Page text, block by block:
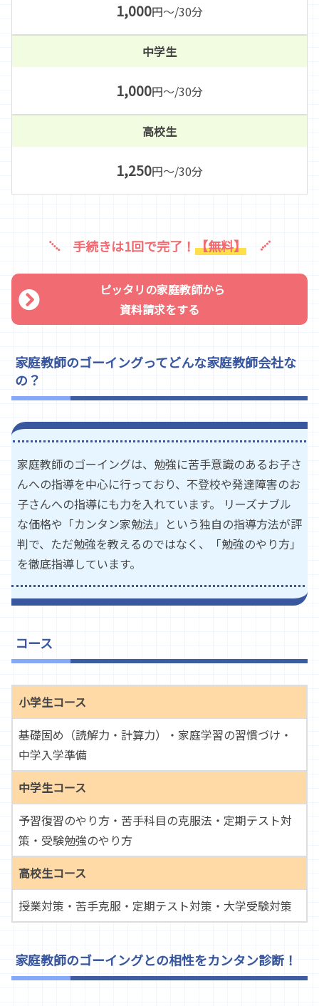
1,000円～/30分
中学生
1,000円～/30分
高校生
1,250円～/30分
手続きは1回で完了！ 【無料】
ピッタリの家庭教師から
資料請求をする
家庭教師のゴーイングってどんな家庭教師会社な
の？
家庭教師のゴーイングは、勉強に苦手意識のあるお子さ
んへの指導を中心に行っており、不登校や発達障害のお
子さんへの指導にも力を入れています。 リーズナブル
な価格や「カンタン家勉法」という独自の指導方法が評
判で、ただ勉強を教えるのではなく、「勉強のやり方」
を徹底指導しています。
コース
小学生コース
基礎固め（読解力・計算力）・家庭学習の習慣づけ・
中学入学準備
中学生コース
予習復習のやり方・苦手科目の克服法・定期テスト対
策・受験勉強のやり方
高校生コース
授業対策・苦手克服・定期テスト対策・大学受験対策
家庭教師のゴーイングとの相性をカンタン診断！